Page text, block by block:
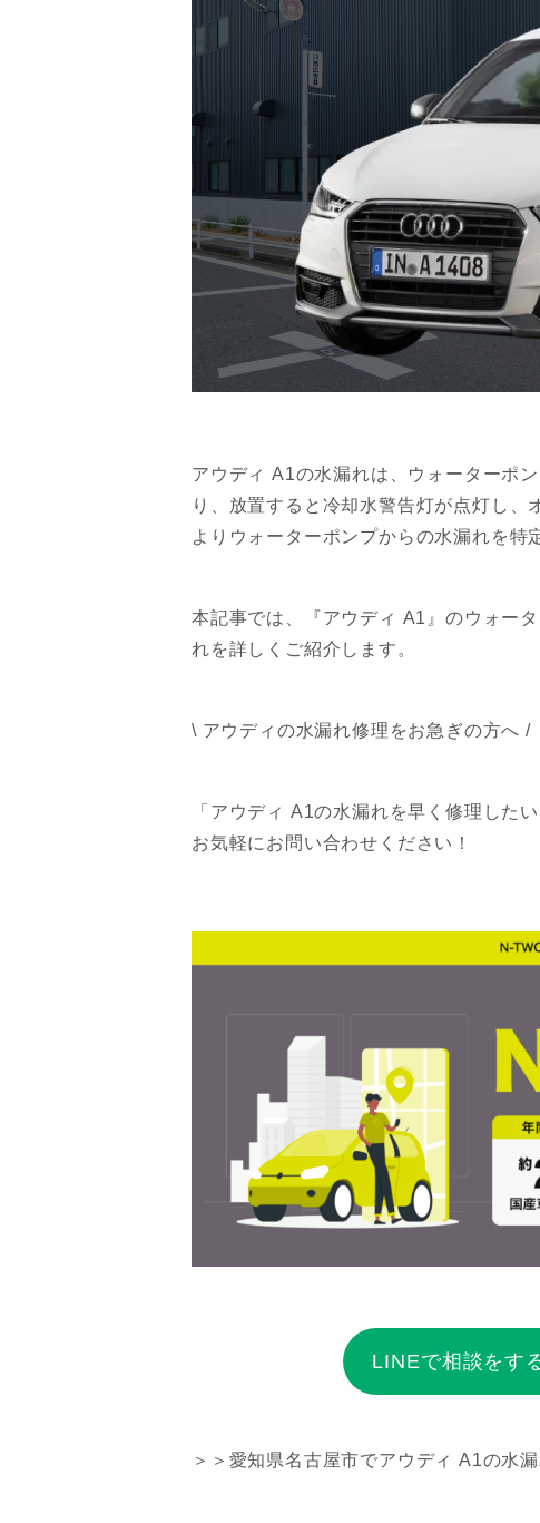
アウディ A1の水漏れは、ウォーターポ
り、放置すると冷却水警告灯が点灯し、
よりウォーターポンプからの水漏れを特
本記事では、『アウディ A1』のウォー
れを詳しくご紹介します。
\ アウディの水漏れ修理をお急ぎの方へ /
「アウディ A1の水漏れを早く修理した
お気軽にお問い合わせください！
LINEで相談をす
＞＞愛知県名古屋市でアウディ A1の水